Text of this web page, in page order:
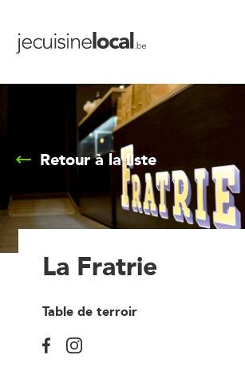
Retour à la liste
La Fratrie
Table de terroir